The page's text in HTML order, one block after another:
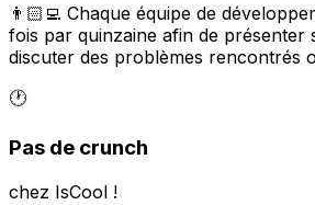
👨🏻‍💻 Chaque équipe de
fois par quinzaine afin de présenter
discuter des problèmes rencontrés
🕐
Pas de crunch
chez IsCool !